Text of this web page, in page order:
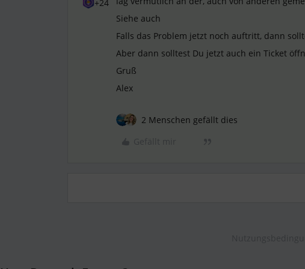
+24
Siehe auch
Falls das Problem jetzt noch auftritt, dann
Aber dann solltest Du jetzt auch ein Ticket
Gruß
Alex
2 Menschen gefällt dies